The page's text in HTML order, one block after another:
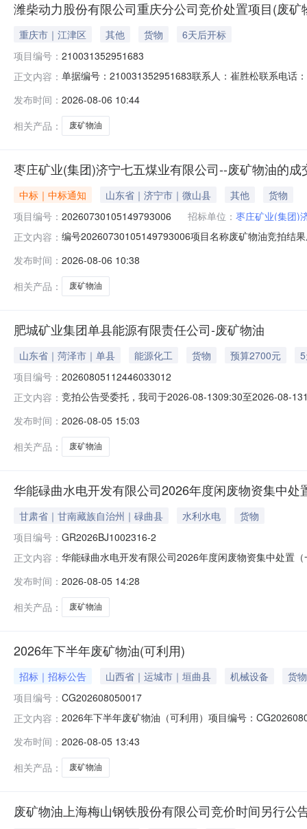
潍柴动力股份有限公司重庆分公司竞价处置项目(废矿
重庆市｜江津区 其他 货物
6天后开标
项目编号： 210031352951683
正文内容： 单据编号：210031352951683联系人：崔胜松联系电话
幅度(元)附件1废矿物油物料描述：吨潍柴控股集团有限
发布时间： 2026-08-06 10:44
相关产品：
废矿物油
枣庄矿业(集团)济宁七五煤业有限公司--废矿物油的成
中标｜中标通知 山东省｜济宁市｜微山县 其他
货物
项目编号： 20260730105149793006 招标单位： 枣庄矿业(集团)
正文内容： 编号20260730105149793006项目名称废矿物油竞拍结
发布时间： 2026-08-06 10:38
相关产品：
废矿物油
肥城矿业集团单县能源有限责任公司-废矿物油
山东省｜菏泽市｜单县 能源化工 货物 预算2700元
项目编号： 20260805112446033012
正文内容： 竞拍公告受委托，我司于2026-08-1309:30至2026-08-
竞价，具体情况如下：场次编号标的计量单位预估数量
发布时间： 2026-08-05 15:03
相关产品：
废矿物油
华能碌曲水电开发有限公司2026年度闲废物资集中处
甘肃省｜甘南藏族自治州｜碌曲县 水利水电
货物
项目编号： GR2026BJ1002316-2
正文内容： 华能碌曲水电开发有限公司2026年度闲废物资集中处置
系人赵玲踏勘联系人电话18919069208资产描述标的资
发布时间： 2026-08-05 14:28
相关产品：
废矿物油
2026年下半年废矿物油(可利用)
招标｜招标公告 山西省｜运城市｜垣曲县 机械设备
货物
项目编号： CG202608050017
正文内容： 2026年下半年废矿物油（可利用）项目编号：
邮箱1机电器材、设备备件类杨涛0359-6031602委托方
发布时间： 2026-08-05 13:43
相关产品：
废矿物油
废矿物油上海梅山钢铁股份有限公司竞价时间另行公